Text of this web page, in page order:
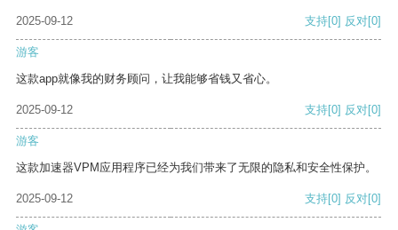
2025-09-12 支持[0] 反对[0]
游客
这款app就像我的财务顾问，让我能够省钱又省心。
2025-09-12 支持[0] 反对[0]
游客
这款加速器VPM应用程序已经为我们带来了无限的隐私和安全性保护。
2025-09-12 支持[0] 反对[0]